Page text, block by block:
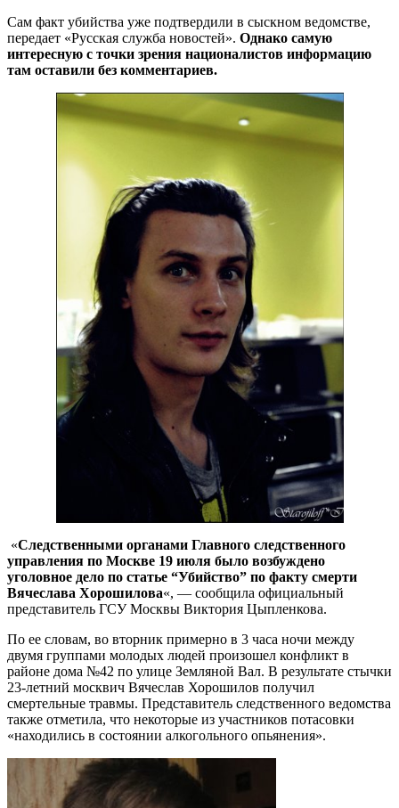
Сам факт убийства уже подтвердили в сыскном ведомстве,
передает «Русская служба новостей». Однако самую
интересную с точки зрения националистов информацию
там оставили без комментариев.
«Следственными органами Главного следственного
управления по Москве 19 июля было возбуждено
уголовное дело по статье “Убийство” по факту смерти
Вячеслава Хорошилова«, — сообщила официальный
представитель ГСУ Москвы Виктория Цыпленкова.
По ее словам, во вторник примерно в 3 часа ночи между
двумя группами молодых людей произошел конфликт в
районе дома №42 по улице Земляной Вал. В результате стычки
23-летний москвич Вячеслав Хорошилов получил
смертельные травмы. Представитель следственного ведомства
также отметила, что некоторые из участников потасовки
«находились в состоянии алкогольного опьянения».